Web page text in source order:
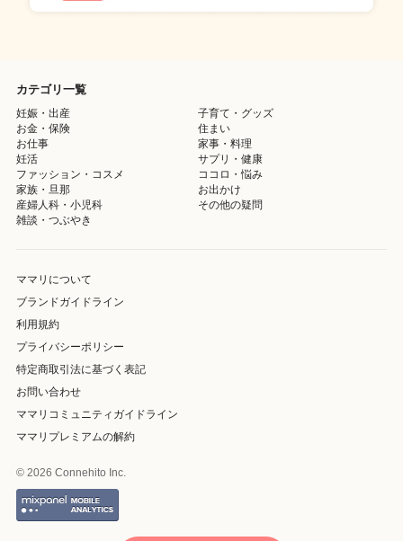
カテゴリ一覧
妊娠・出産
子育て・グッズ
お金・保険
住まい
お仕事
家事・料理
妊活
サプリ・健康
ファッション・コスメ
ココロ・悩み
家族・旦那
お出かけ
産婦人科・小児科
その他の疑問
雑談・つぶやき
ママリについて
ブランドガイドライン
利用規約
プライバシーポリシー
特定商取引法に基づく表記
お問い合わせ
ママリコミュニティガイドライン
ママリプレミアムの解約
© 2026 Connehito Inc.